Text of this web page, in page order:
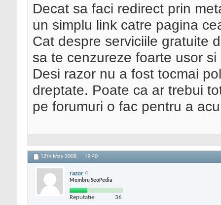
Decat sa faci redirect prin
un simplu link catre pagina
Cat despre serviciile gratuite
sa te cenzureze foarte usor
Desi razor nu a fost tocmai
dreptate. Poate ca ar trebui
pe forumuri o fac pentru a
12th May 2008, 19:40
razor
Membru SeoPedia
Reputatie: 36